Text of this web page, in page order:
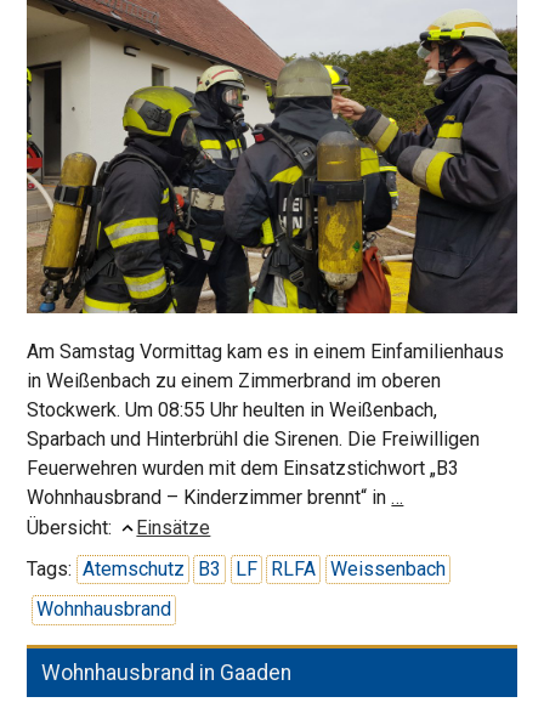
Am Samstag Vormittag kam es in einem Einfamilienhaus
in Weißenbach zu einem Zimmerbrand im oberen
Stockwerk. Um 08:55 Uhr heulten in Weißenbach,
Sparbach und Hinterbrühl die Sirenen. Die Freiwilligen
Feuerwehren wurden mit dem Einsatzstichwort „B3
Wohnhausbrand – Kinderzimmer brennt“ in…
Weißenbach
Übersicht:
Einsätze
Tags: Atemschutz B3 LF RLFA
Weissenbach
Wohnhausbrand
Wohnhausbrand in Gaaden